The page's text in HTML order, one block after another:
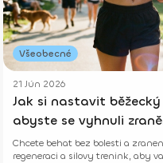
Všeobecné
21 Jún 2026
Jak si nastavit
abyste se vyhnuli
fyzioterapeutky.
Chcete behat bez bolesti a
regeneraci a silovy trenink, aby